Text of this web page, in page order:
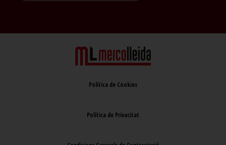
Política de Cookies
Política de Privacitat